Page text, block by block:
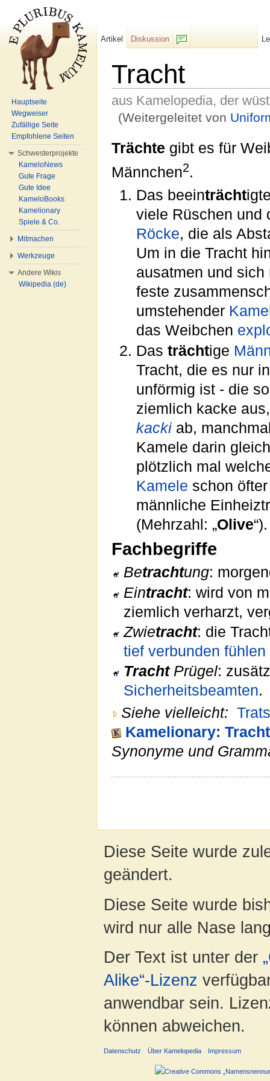
Tracht
aus Kamelopedia, der
(Weitergeleitet von
Trächte gibt es für
Männchen2.
Das beeinträcht
viele Rüschen und
Röcke, die als
Um in die Tracht
ausatmen und
feste
umstehender
das Weibchen
Das trächtige
Tracht, die es nur
unförmig ist - die
ziemlich kacke
kackiab,
Kamele darin
plötzlich mal
Kamele schon
männliche
(Mehrzahl: „Olive“).
Fachbegriffe
Betrachtung:
Eintracht: wird von
ziemlich verharzt,
Zwietracht: die
tief verbunden fühlen
TrachtPrügel:
Sicherheitsbeamten.
Siehe vielleicht:
Kamelionary: Tracht
Synonyme und
Artikel
Diskussion
Hauptseite
Wegweiser
Zufällige Seite
Empfohlene Seiten
Schwesterprojekte
KameloNews
Gute Frage
Gute Idee
KameloBooks
Kamelionary
Spiele & Co.
Mitmachen
Werkzeuge
Andere Wikis
Wikipedia (de)
Diese Seite wurde
geändert.
Diese Seite wurde
wird nur alle Nase
Der Text ist unter der
Alike“-Lizenz
anwendbar sein.
können abweichen.
Datenschutz Über Kamelopedia Impressum